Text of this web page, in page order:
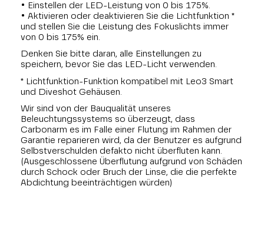
• Einstellen der LED-Leistung von 0 bis 175%.
• Aktivieren oder deaktivieren Sie die Lichtfunktion *
und stellen Sie die Leistung des Fokuslichts immer
von 0 bis 175% ein.
Denken Sie bitte daran, alle Einstellungen zu
speichern, bevor Sie das LED-Licht verwenden.
* Lichtfunktion-Funktion kompatibel mit Leo3 Smart
und Diveshot Gehäusen.
Wir sind von der Bauqualität unseres
Beleuchtungssystems so überzeugt, dass
Carbonarm es im Falle einer Flutung im Rahmen der
Garantie reparieren wird, da der Benutzer es aufgrund
Selbstverschulden defakto nicht überfluten kann.
(Ausgeschlossene Überflutung aufgrund von Schäden
durch Schock oder Bruch der Linse, die die perfekte
Abdichtung beeinträchtigen würden)